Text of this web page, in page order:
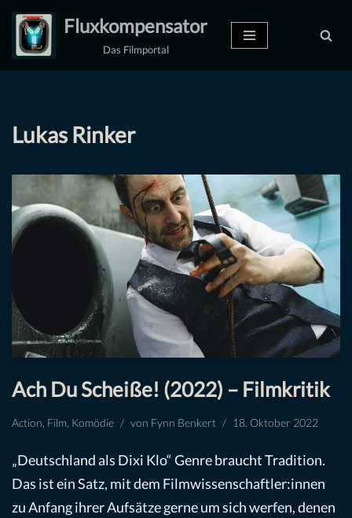
Zum
Inhalt
Fluxkompensator
Das Filmportal
Lukas Rinker
Ach Du Scheiße! (2022) – Filmkritik
Action Film Komödie von Fynn Benkert 18. Oktober 2022
„Deutschland als Dixi Klo“ Genre braucht Tradition.
Das ist ein Satz, mit dem Filmwissenschaftler:innen
zu Anfang ihrer Aufsätze gerne um sich werfen, denen